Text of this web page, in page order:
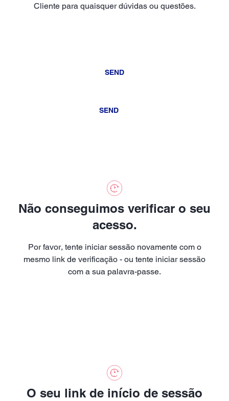
Cliente para quaisquer dúvidas ou questões.
SEND
SEND
Não conseguimos verificar o seu
acesso.
Por favor, tente iniciar sessão novamente com o
mesmo link de verificação - ou tente iniciar sessão
com a sua palavra-passe.
O seu link de início de sessão